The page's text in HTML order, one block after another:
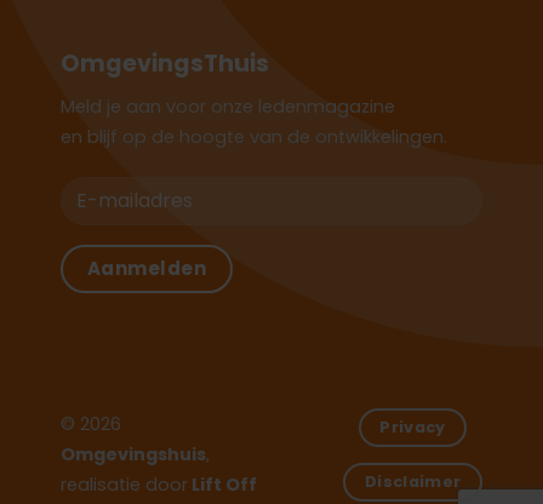
OmgevingsThuis
Meld je aan voor onze ledenmagazine
en blijf op de hoogte van de ontwikkelingen.
© 2026
Omgevingshuis,
realisatie door Lift Off
Privacy
Disclaimer